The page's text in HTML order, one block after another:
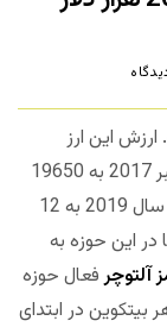
7400 دلار است. ارزش این ارز
دیجیتال در بالاترین نقطه خود تاکنون، در دسامبر 2017 به 19650
رسید. با این حال حتی در بالاترین لحظه خود در سال 2019 به 12
این حوزه به
آلتوچرفعال حوزه
بیتکوین در ابتدای